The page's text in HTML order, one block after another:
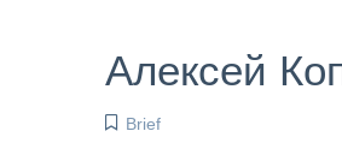
Алексей
Brief